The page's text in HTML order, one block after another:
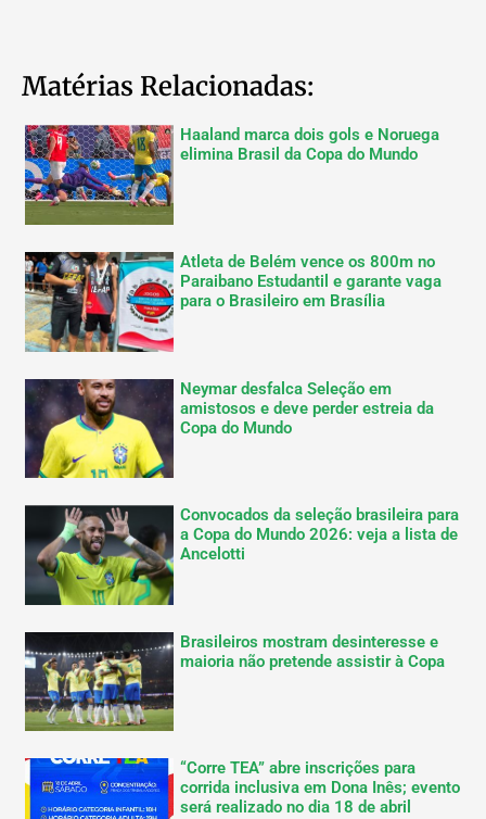
Matérias Relacionadas:
Haaland marca dois gols e Noruega
elimina Brasil da Copa do Mundo
Atleta de Belém vence os 800m no
Paraibano Estudantil e garante vaga
para o Brasileiro em Brasília
Neymar desfalca Seleção em
amistosos e deve perder estreia da
Copa do Mundo
Convocados da seleção brasileira para
a Copa do Mundo 2026: veja a lista de
Ancelotti
Brasileiros mostram desinteresse e
maioria não pretende assistir à Copa
“Corre TEA” abre inscrições para
corrida inclusiva em Dona Inês; evento
será realizado no dia 18 de abril